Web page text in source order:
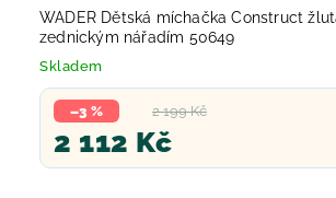
WADER Dětská míchačka Construct
zednickým nářadím 50649
Skladem
2 199 Kč
–3 %
2 112 Kč